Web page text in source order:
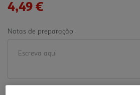
4,49 €
Notas de preparação